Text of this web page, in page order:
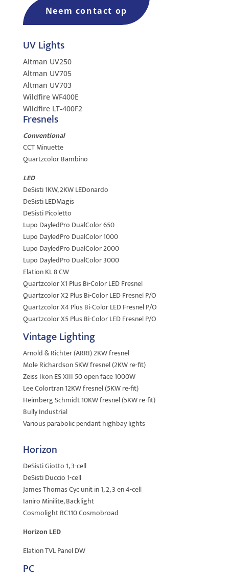
Neem contact op
UV Lights
Altman UV250
Altman UV705
Altman UV703
Wildfire WF400E
Wildfire LT-400F2
Fresnels
Conventional
CCT Minuette
Quartzcolor Bambino
LED
DeSisti 1KW, 2KW LEDonardo
DeSisti LEDMagis
DeSisti Picoletto
Lupo DayledPro DualColor 650
Lupo DayledPro DualColor 1000
Lupo DayledPro DualColor 2000
Lupo DayledPro DualColor 3000
Elation KL 8 CW
Quartzcolor X1 Plus Bi-Color LED Fresnel
Quartzcolor X2 Plus Bi-Color LED Fresnel P/O
Quartzcolor X4 Plus Bi-Color LED Fresnel P/O
Quartzcolor X5 Plus Bi-Color LED Fresnel P/O
Vintage Lighting
Arnold & Richter (ARRI) 2KW fresnel
Mole Richardson 5KW fresnel (2KW re-fit)
Zeiss Ikon ES XIII 50 open face 1000W
Lee Colortran 12KW fresnel (5KW re-fit)
Heimberg Schmidt 10KW fresnel (5KW re-fit)
Bully Industrial
Various parabolic pendant highbay lights
Horizon
DeSisti Giotto 1, 3-cell
DeSisti Duccio 1-cell
James Thomas Cyc unit in 1, 2, 3 en 4-cell
Ianiro Minilite, Backlight
Cosmolight RC110 Cosmobroad
Horizon LED
Elation TVL Panel DW
PC